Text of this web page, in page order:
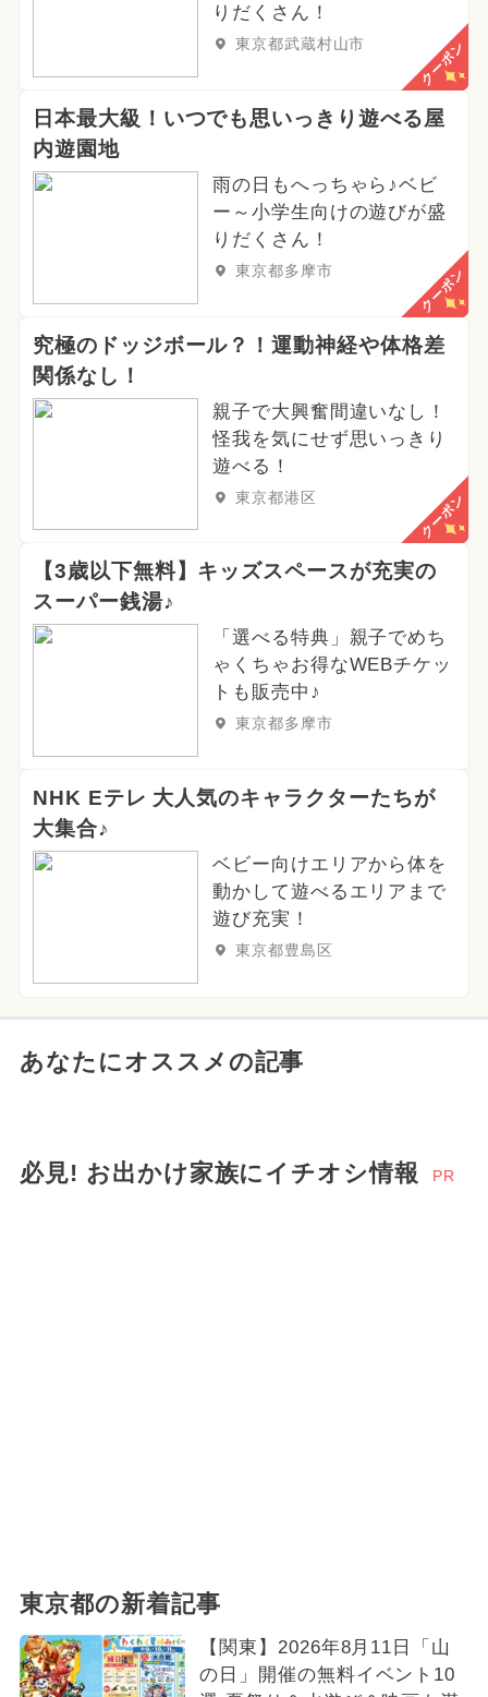
りだくさん！
東京都武蔵村山市 クーポン
日本最大級！いつでも思いっきり遊べる屋
内遊園地
雨の日もへっちゃら♪ベビ
ー～小学生向けの遊びが盛
りだくさん！
東京都多摩市 クーポン
究極のドッジボール？！運動神経や体格差
関係なし！
親子で大興奮間違いなし！
怪我を気にせず思いっきり
遊べる！
東京都港区 クーポン
【3歳以下無料】キッズスペースが充実の
スーパー銭湯♪
「選べる特典」親子でめち
ゃくちゃお得なWEBチケッ
トも販売中♪
東京都多摩市
NHK Eテレ 大人気のキャラクターたちが
大集合♪
ベビー向けエリアから体を
動かして遊べるエリアまで
遊び充実！
東京都豊島区
あなたにオススメの記事
必見! お出かけ家族にイチオシ情報 PR
東京都の新着記事
【関東】2026年8月11日「山
の日」開催の無料イベント10